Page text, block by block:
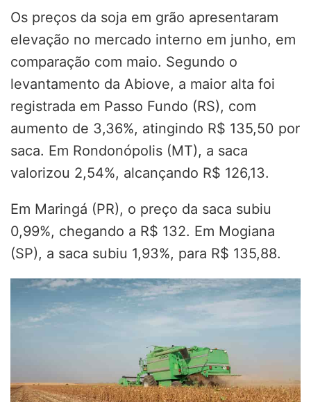
Os preços da soja em grão apresentaram
elevação no mercado interno em junho, em
comparação com maio. Segundo o
levantamento da Abiove, a maior alta foi
registrada em Passo Fundo (RS), com
aumento de 3,36%, atingindo R$ 135,50 por
saca. Em Rondonópolis (MT), a saca
valorizou 2,54%, alcançando R$ 126,13.
Em Maringá (PR), o preço da saca subiu
0,99%, chegando a R$ 132. Em Mogiana
(SP), a saca subiu 1,93%, para R$ 135,88.